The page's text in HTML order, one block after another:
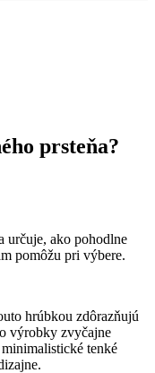
prsteňa?
určuje, ako pohodlne
pomôžu pri výbere.
hrúbkou zdôrazňujú
výrobky zvyčajne
tenké